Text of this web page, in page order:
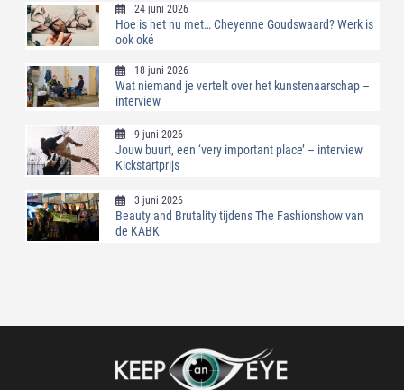
24 juni 2026
Hoe is het nu met… Cheyenne Goudswaard? Werk is
ook oké
18 juni 2026
Wat niemand je vertelt over het kunstenaarschap –
interview
9 juni 2026
Jouw buurt, een ‘very important place’ – interview
Kickstartprijs
3 juni 2026
Beauty and Brutality tijdens The Fashionshow van
de KABK